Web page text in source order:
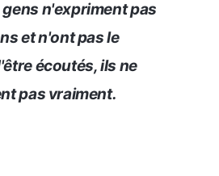
n'expriment pas
et n'ont pas le
écoutés, ils ne
pas vraiment.